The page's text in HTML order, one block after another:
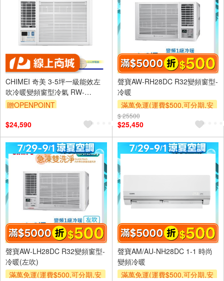
CHIMEI 奇美 3-5坪一級能效左
吹冷暖變頻窗型冷氣 RW-
L29HW1
贈OPENPOINT
$24,590
聲寶AW-RH28DC R32變頻窗型-
冷暖
滿萬免運(運費$500,可分期,安
裝跨區費另計,單品未滿1萬元
及使用6期以上分期0利率,需付
基本安裝運費)
滿額折$500
$ 25500
$25,450
聲寶AW-LH28DC R32變頻窗型-
冷暖(左吹)
滿萬免運(運費$500,可分期,安
聲寶AM/AU-NH28DC 1-1 時尚
變頻冷暖
滿萬免運(運費$500,可分期,安